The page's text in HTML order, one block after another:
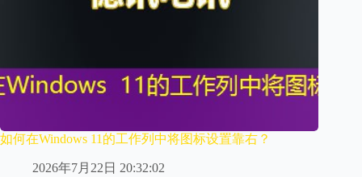
如何在Windows 11的工作列中将图标设置靠右？
2026年7月22日 20:32:02